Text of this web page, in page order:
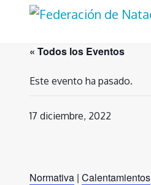
« Todos los Eventos
Este evento ha pasado.
17 diciembre, 2022
Normativa | Calentamientos